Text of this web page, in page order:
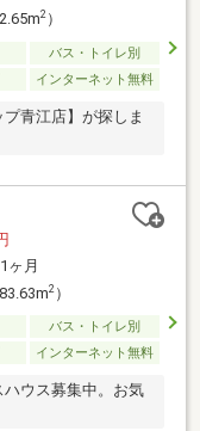
2）
バス・トイレ別
インターネット無料
青江店】が探しま
1ヶ月
2）
バス・トイレ別
インターネット無料
ウス募集中。お気